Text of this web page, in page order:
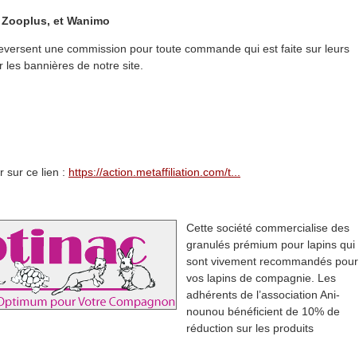
et Wanimo
une commission pour toute commande qui est faite sur leurs
les bannières de notre site.
sur ce lien : https://action.metaffiliation.com/t...
Cette société commercialise des
granulés prémium pour lapins qui
sont vivement recommandés pour
vos lapins de compagnie. Les
adhérents de l’association Ani-
nounou bénéficient de 10% de
réduction sur les produits